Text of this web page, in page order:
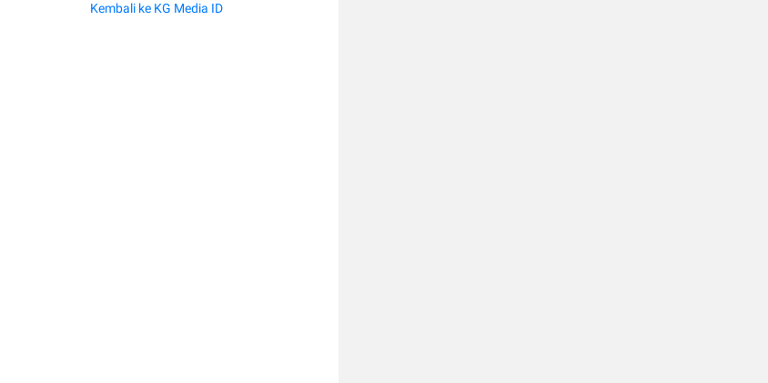
Kembali ke KG Media ID